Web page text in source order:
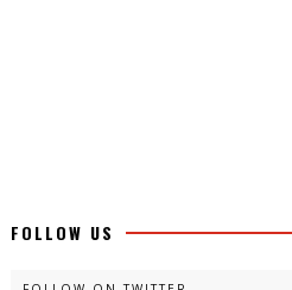
FOLLOW US